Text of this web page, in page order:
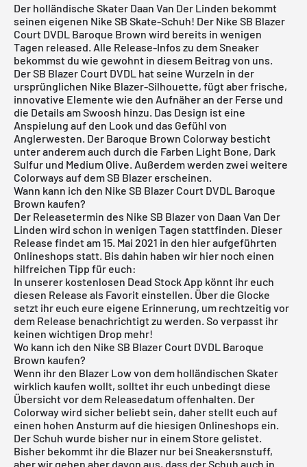
Der holländische Skater Daan Van Der Linden bekommt
seinen eigenen Nike SB Skate-Schuh! Der Nike SB Blazer
Court DVDL Baroque Brown wird bereits in wenigen
Tagen released. Alle Release-Infos zu dem Sneaker
bekommst du wie gewohnt in diesem Beitrag von uns.
Der SB Blazer Court DVDL hat seine Wurzeln in der
ursprünglichen Nike Blazer-Silhouette, fügt aber frische,
innovative Elemente wie den Aufnäher an der Ferse und
die Details am Swoosh hinzu. Das Design ist eine
Anspielung auf den Look und das Gefühl von
Anglerwesten. Der Baroque Brown Colorway besticht
unter anderem auch durch die Farben Light Bone, Dark
Sulfur und Medium Olive. Außerdem werden zwei weitere
Colorways auf dem SB Blazer erscheinen.
Wann kann ich den Nike SB Blazer Court DVDL Baroque
Brown kaufen?
Der Releasetermin des Nike SB Blazer von Daan Van Der
Linden wird schon in wenigen Tagen stattfinden. Dieser
Release findet am 15. Mai 2021 in den hier aufgeführten
Onlineshops statt. Bis dahin haben wir hier noch einen
hilfreichen Tipp für euch:
In unserer kostenlosen Dead Stock App könnt ihr euch
diesen Release als Favorit einstellen. Über die Glocke
setzt ihr euch eure eigene Erinnerung, um rechtzeitig vor
dem Release benachrichtigt zu werden. So verpasst ihr
keinen wichtigen Drop mehr!
Wo kann ich den Nike SB Blazer Court DVDL Baroque
Brown kaufen?
Wenn ihr den Blazer Low von dem holländischen Skater
wirklich kaufen wollt, solltet ihr euch unbedingt diese
Übersicht vor dem Releasedatum offenhalten. Der
Colorway wird sicher beliebt sein, daher stellt euch auf
einen hohen Ansturm auf die hiesigen Onlineshops ein.
Der Schuh wurde bisher nur in einem Store gelistet.
Bisher bekommt ihr die Blazer nur bei Sneakersnstuff,
aber wir gehen aber davon aus, dass der Schuh auch in